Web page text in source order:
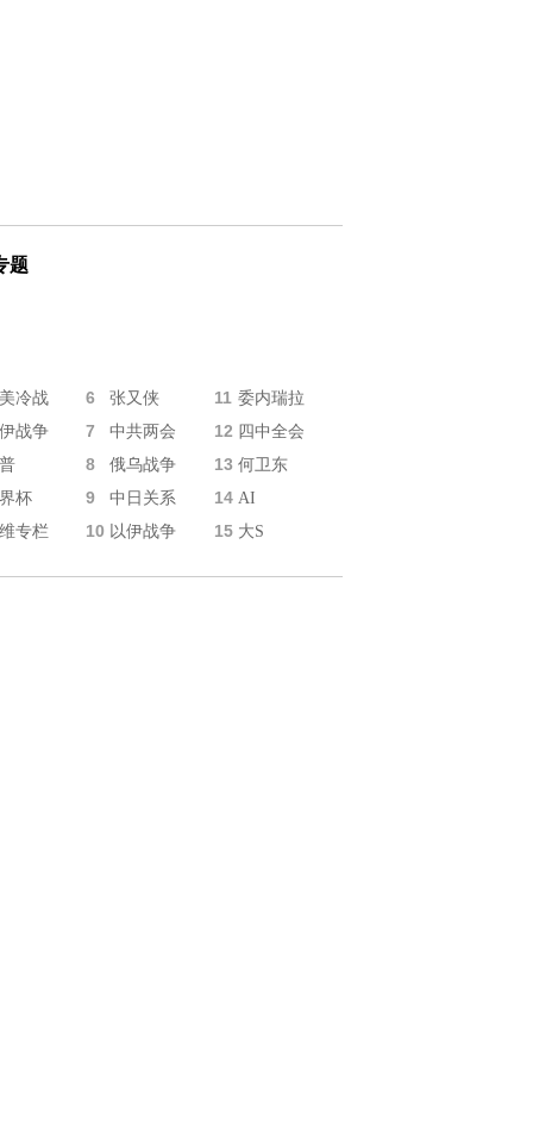
题
冷战 6 张又侠 11 委内瑞拉
战争
7 中共两会 12 四中全会
8 俄乌战争 13 何卫东
杯
9 中日关系 14 AI
专栏
10 以伊战争 15 大S